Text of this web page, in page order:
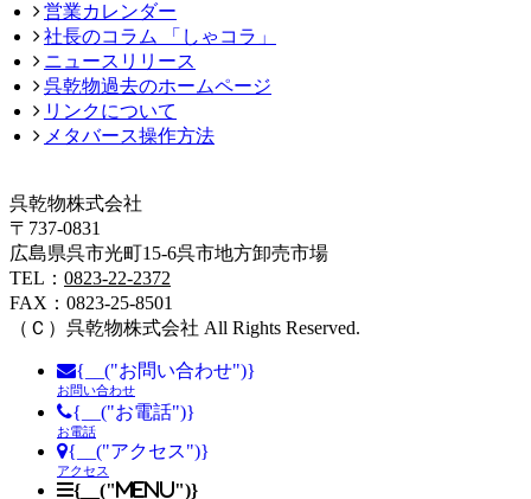
営業カレンダー
社長のコラム 「しゃコラ」
ニュースリリース
呉乾物過去のホームページ
リンクについて
メタバース操作方法
呉乾物株式会社
〒737-0831
広島県呉市光町15-6呉市地方卸売市場
TEL： 0823-22-2372
FAX：0823-25-8501
（Ｃ） 呉乾物株式会社 All Rights Reserved.
{__("お問い合わせ")}
お問い合わせ
{__("お電話")}
お電話
{__("アクセス")}
アクセス
{__("MENU")}